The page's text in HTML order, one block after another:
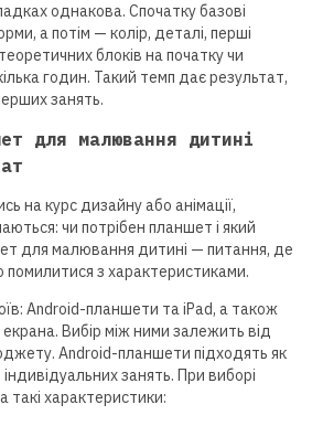
однакова. Спочатку базові
а потім — колір, деталі, перші
блоків на початку чи
годин. Такий темп дає результат,
занять.
для малювання дитині
на курс дизайну або анімації,
чи потрібен планшет і який
для малювання дитині — питання, де
помилитися з характеристиками.
Android-планшети та iPad, а також
Вибір між ними залежить від
Android-планшети підходять як
занять. При виборі
такі характеристики: